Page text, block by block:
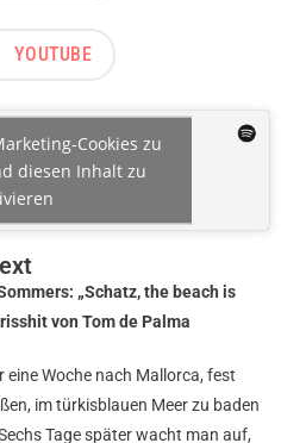
YOUTUBE
Cookies zu
diesen Inhalt zu
„Schatz, the beach is
von Tom de Palma
Woche nach Mallorca, fest
im türkisblauen Meer zu baden
Tage später wacht man auf,